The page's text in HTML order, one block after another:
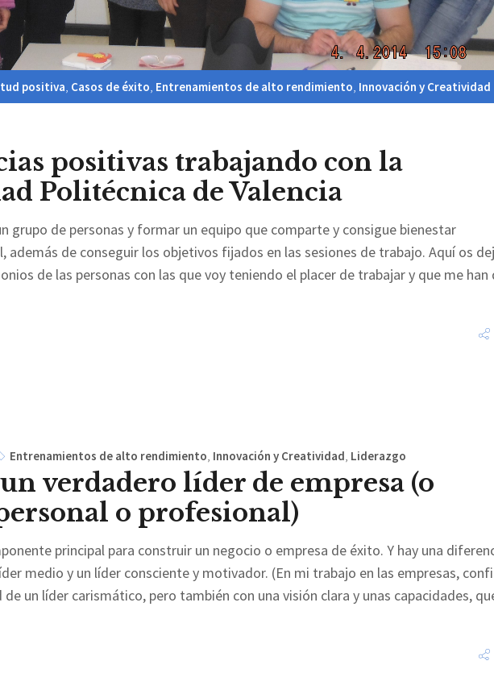
positiva, Casos de éxito, Entrenamientos de alto rendimiento, Innovación y Creatividad
positivas trabajando con la
Politécnica de Valencia
grupo de personas y formar un equipo que comparte y consigue bienestar
además de conseguir los objetivos fijados en las sesiones de trabajo. Aquí os
de las personas con las que voy teniendo el placer de trabajar y que me han
Entrenamientos de alto rendimiento Innovación y Creatividad Liderazgo
verdadero líder de empresa (o
o profesional)
principal para construir un negocio o empresa de éxito. Y hay una
medio y un líder consciente y motivador. (En mi trabajo en las empresas,
de un líder carismático, pero también con una visión clara y unas capacidades,